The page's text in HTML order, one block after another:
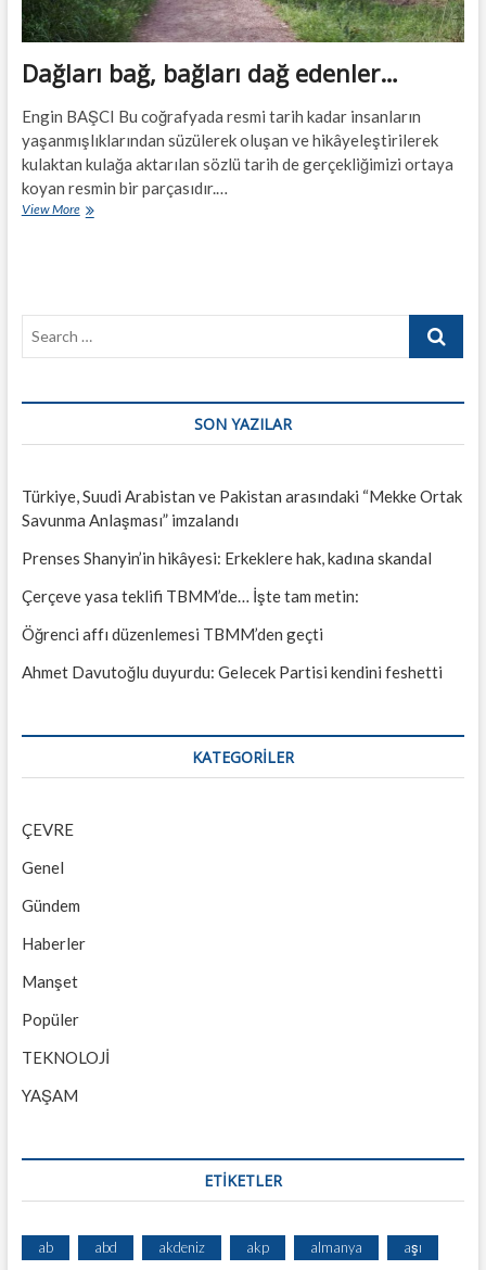
Dağları bağ, bağları dağ edenler…
Engin BAŞCI Bu coğrafyada resmi tarih kadar insanların
yaşanmışlıklarından süzülerek oluşan ve hikâyeleştirilerek
kulaktan kulağa aktarılan sözlü tarih de gerçekliğimizi ortaya
koyan resmin bir parçasıdır.…
View MoreDağları
Search
SON YAZILAR
Türkiye, Suudi Arabistan ve Pakistan arasındaki “Mekke Ortak
Savunma Anlaşması” imzalandı
Prenses Shanyin’in hikâyesi: Erkeklere hak, kadına skandal
Çerçeve yasa teklifi TBMM’de… İşte tam metin:
Öğrenci affı düzenlemesi TBMM’den geçti
Ahmet Davutoğlu duyurdu: Gelecek Partisi kendini feshetti
KATEGORILER
ÇEVRE
Genel
Gündem
Haberler
Manşet
Popüler
TEKNOLOJİ
YAŞAM
ETİKETLER
ab abd akdeniz akp almanya aşı